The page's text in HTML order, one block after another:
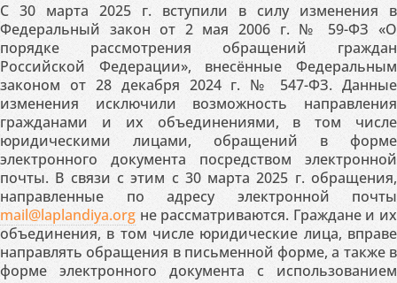
С 30 марта 2025 г. вступили в силу изменения в
Федеральный закон от 2 мая 2006 г. № 59-ФЗ «О
порядке рассмотрения обращений граждан
Российской Федерации», внесённые Федеральным
законом от 28 декабря 2024 г. № 547-ФЗ. Данные
изменения исключили возможность направления
гражданами и их объединениями, в том числе
юридическими лицами, обращений в форме
электронного документа посредством электронной
почты. В связи с этим с 30 марта 2025 г. обращения,
направленные по адресу электронной почты
mail@laplandiya.org не рассматриваются. Граждане и их
объединения, в том числе юридические лица, вправе
направлять обращения в письменной форме, а также в
форме электронного документа с использованием